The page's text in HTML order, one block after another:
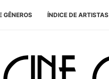
GÊNEROS ÍNDICE DE ARTISTAS